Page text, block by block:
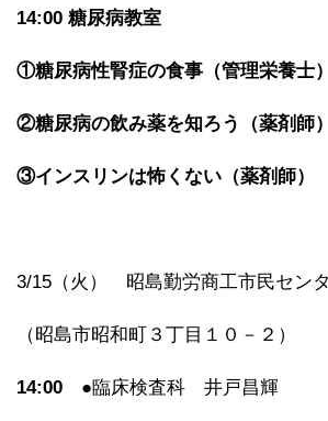
14:00 糖尿病教室
①糖尿病性腎症の食事（管理栄養士）
②糖尿病の飲み薬を知ろう（薬剤師）
③インスリンは怖くない（薬剤師）
3/15（火） 昭島勤労商工市民セン
（昭島市昭和町３丁目１０－２）
14:00 ●臨床検査科 井戸昌輝